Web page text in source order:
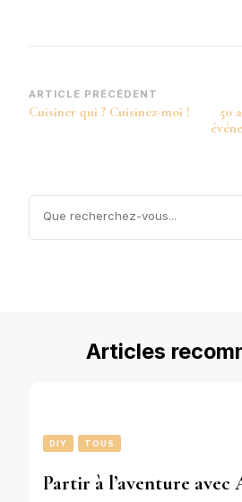
Navigation
d’article
ARTICLE PRÉCÉDENT
Cuisiner qui ? Cuisinez-moi !
50
Articles
DIY TOUS
Partir à l’aventure avec